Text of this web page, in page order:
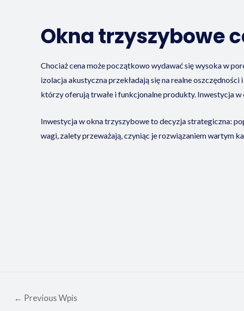
Okna trzyszybowe
Chociaż cena może początkowo wydawać się wysoka w
izolacja akustyczna przekładają się na realne
którzy oferują trwałe i funkcjonalne produkty. Inwestycja
Inwestycja w okna trzyszybowe to decyzja strategiczna:
wagi, zalety przeważają, czyniąc je rozwiązaniem wartym
← Previous Wpis